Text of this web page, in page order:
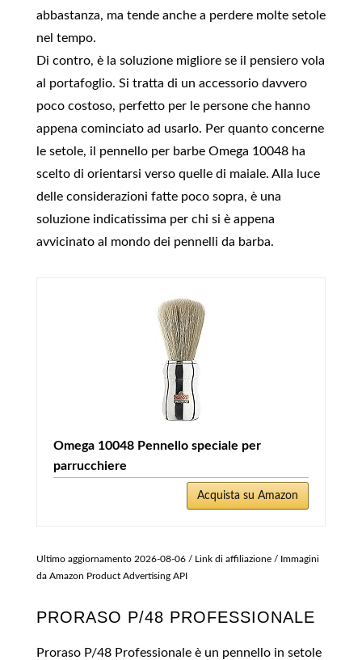
abbastanza, ma tende anche a perdere molte setole
nel tempo.
Di contro, è la soluzione migliore se il pensiero vola
al portafoglio. Si tratta di un accessorio davvero
poco costoso, perfetto per le persone che hanno
appena cominciato ad usarlo. Per quanto concerne
le setole, il pennello per barbe Omega 10048 ha
scelto di orientarsi verso quelle di maiale. Alla luce
delle considerazioni fatte poco sopra, è una
soluzione indicatissima per chi si è appena
avvicinato al mondo dei pennelli da barba.
Omega 10048 Pennello speciale per
parrucchiere
Acquista su Amazon
Ultimo aggiornamento 2026-08-06 / Link di affiliazione / Immagini
da Amazon Product Advertising API
PRORASO P/48 PROFESSIONALE
Proraso P/48 Professionale è un pennello in setole